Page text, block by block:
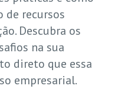
de recursos
Descubra os
na sua
direto que essa
empresarial.